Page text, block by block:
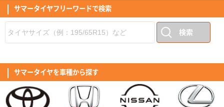
サマータイヤフリーワードで検索
検索
サマータイヤを車種から探す
す。 前輪と後輪のタイヤサイズが違う車に装着しました。
(4.00点)shu*******さん
MINERVA F205 195/45R17.Z 85W XL
中古車購入時に装着されていたタイヤがパンクによるサイドウォールの破損
評価はオール4にしておきました。 これはお勧めですよ。
(5.00点)tak*******さん
CEAT EcoDrive 185/65R15 92T XL
対応が早くて良かった